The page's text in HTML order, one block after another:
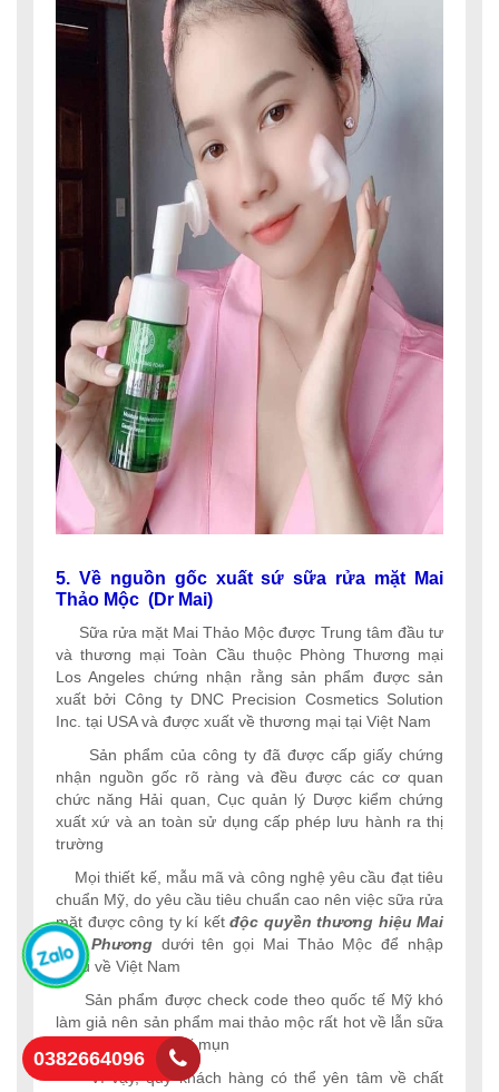
5. Về nguồn gốc xuất sứ sữa rửa mặt Mai
Thảo Mộc (Dr Mai)
Sữa rửa mặt Mai Thảo Mộc được Trung tâm đầu tư
và thương mại Toàn Cầu thuộc Phòng Thương mại
Los Angeles chứng nhận rằng sản phẩm được sản
xuất bởi Công ty DNC Precision Cosmetics Solution
Inc. tại USA và được xuất về thương mại tại Việt Nam
Sản phẩm của công ty đã được cấp giấy chứng
nhận nguồn gốc rõ ràng và đều được các cơ quan
chức năng Hải quan, Cục quản lý Dược kiểm chứng
xuất xứ và an toàn sử dụng cấp phép lưu hành ra thị
trường
Mọi thiết kế, mẫu mã và công nghệ yêu cầu đạt tiêu
chuẩn Mỹ, do yêu cầu tiêu chuẩn cao nên việc sữa rửa
mặt được công ty kí kết độc quyền thương hiệu Mai
Mai Phươngdưới tên gọi Mai Thảo Mộc để nhập
khẩu về Việt Nam
Sản phẩm được check code theo quốc tế Mỹ khó
làm giả nên sản phẩm mai thảo mộc rất hot về lẫn sữa
rửa mặt và thuốc trị mụn
Vì vậy, quý khách hàng có thể yên tâm về chất
0382664096